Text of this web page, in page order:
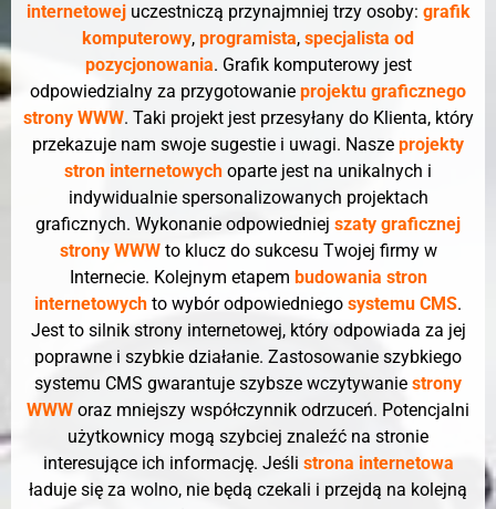
internetowejuczestniczą przynajmniej trzy osoby: grafik
komputerowy, programista, specjalista od
pozycjonowania. Grafik komputerowy jest
odpowiedzialny za przygotowanie projektu graficznego
strony WWW. Taki projekt jest przesyłany do Klienta, który
przekazuje nam swoje sugestie i uwagi. Nasze projekty
stron internetowych oparte jest na unikalnych i
indywidualnie spersonalizowanych projektach
graficznych. Wykonanie odpowiedniej szaty graficznej
strony WWWto klucz do sukcesu Twojej firmy w
Internecie. Kolejnym etapem budowania stron
internetowych to wybór odpowiedniego systemu CMS.
Jest to silnik strony internetowej, który odpowiada za jej
poprawne i szybkie działanie. Zastosowanie szybkiego
systemu CMS gwarantuje szybsze wczytywanie strony
WWW oraz mniejszy współczynnik odrzuceń. Potencjalni
użytkownicy mogą szybciej znaleźć na stronie
interesujące ich informację. Jeśli strona internetowa
ładuje się za wolno, nie będą czekali i przejdą na kolejną